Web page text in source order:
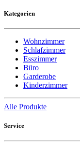
Kategorien
Wohnzimmer
Schlafzimmer
Esszimmer
Büro
Garderobe
Kinderzimmer
Alle Produkte
Service